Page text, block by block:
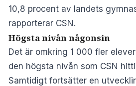
10,8 procent av landets
rapporterar CSN.
Högsta nivån någonsin
Det är omkring 1 000 fler
den högsta nivån som CSN
Samtidigt fortsätter en